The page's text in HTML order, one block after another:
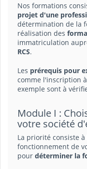
Nos formations
projet d'une
détermination de la
réalisation des
immatriculation
RCS.
Les prérequis pour
comme l'inscription
exemple sont à
Module I :
votre société
La priorité consiste
fonctionnement de
pour déterminer la